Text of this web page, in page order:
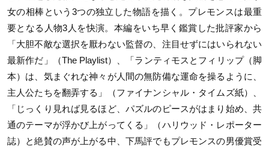
女の相棒という3つの独立した物語を描く。プレモンスは最重
要となる人物3人を快演。本編をいち早く鑑賞した批評家から
「大胆不敵な選択を厭わない監督の、注目せずにはいられない
最新作だ」（The Playlist）、「ランティモスとフィリップ（脚
本）は、気まぐれな神々が人間の無防備な運命を操るように、
主人公たちを翻弄する」（ファイナンシャル・タイムズ紙）、
「じっくり見れば見るほど、パズルのピースがはまり始め、共
通のテーマが浮かび上がってくる」（ハリウッド・レポーター
誌）と絶賛の声が上がる中、下馬評でもプレモンスの男優賞受